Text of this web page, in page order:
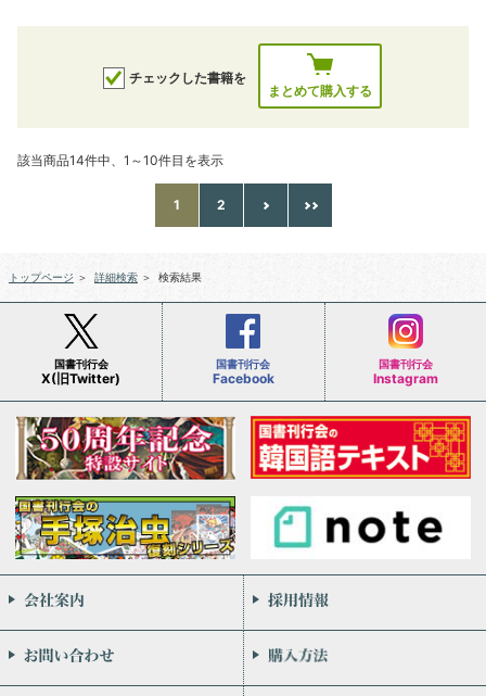
チェックした書籍を
まとめて購入する
該当商品14件中、1～10件目を表示
1 2
トップページ ＞ 詳細検索 ＞ 検索結果
国書刊行会
X(旧Twitter)
国書刊行会
Facebook
国書刊行会
Instagram
会社案内
お問い合わせ